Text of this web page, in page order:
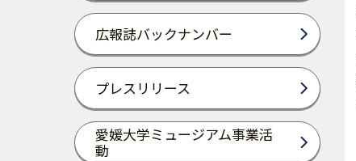
広報誌バックナンバー
プレスリリース
愛媛大学ミュージアム事業活
動